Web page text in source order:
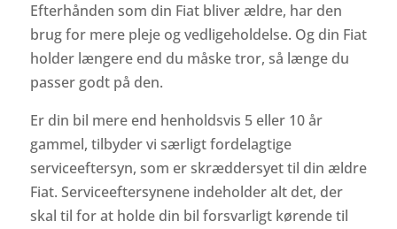
Efterhånden som din Fiat bliver ældre, har den
brug for mere pleje og vedligeholdelse. Og din Fiat
holder længere end du måske tror, så længe du
passer godt på den.
Er din bil mere end henholdsvis 5 eller 10 år
gammel, tilbyder vi særligt fordelagtige
serviceeftersyn, som er skræddersyet til din ældre
Fiat. Serviceeftersynene indeholder alt det, der
skal til for at holde din bil forsvarligt kørende til